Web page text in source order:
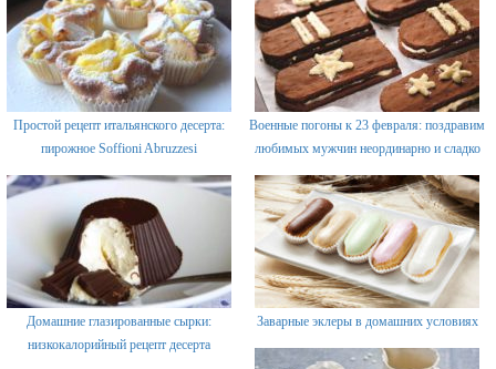
Простой рецепт итальянского десерта:
пирожное Soffioni Abruzzesi
Военные погоны к 23 февраля: поздравим
любимых мужчин неординарно и сладко
Домашние глазированные сырки:
низкокалорийный рецепт десерта
Заварные эклеры в домашних условиях